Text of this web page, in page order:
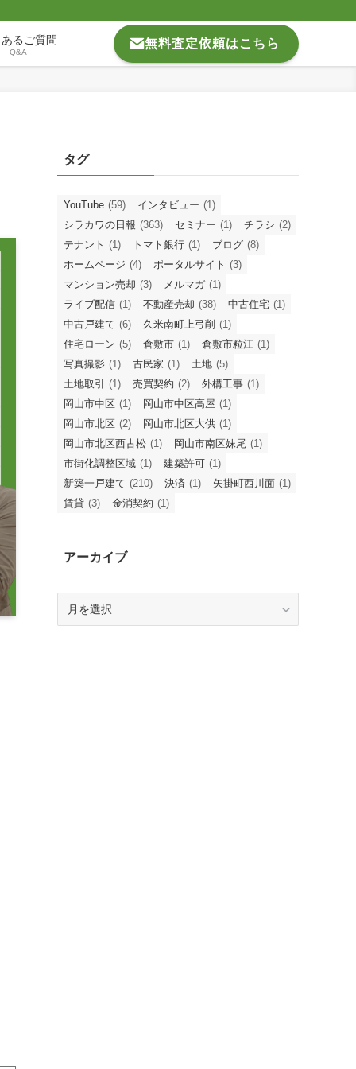
るご質問
Q&A
無料査定依頼はこちら
タグ
YouTube (59) インタビュー (1)
シラカワの日報 (363) セミナー (1) チラシ (2)
テナント (1) トマト銀行 (1) ブログ (8)
ホームページ (4) ポータルサイト (3)
マンション売却 (3) メルマガ (1)
ライブ配信 (1) 不動産売却 (38) 中古住宅 (1)
中古戸建て (6) 久米南町上弓削 (1)
住宅ローン (5) 倉敷市 (1) 倉敷市粒江 (1)
写真撮影 (1) 古民家 (1) 土地 (5)
土地取引
(1) 売買契約 (2) 外構工事 (1)
岡山市中区 (1) 岡山市中区高屋 (1)
岡山市北区 (2) 岡山市北区大供 (1)
岡山市北区西古松 (1) 岡山市南区妹尾 (1)
市街化調整区域 (1) 建築許可 (1)
新築一戸建て (210) 決済 (1) 矢掛町西川面 (1)
賃貸 (3) 金消契約 (1)
アーカイブ